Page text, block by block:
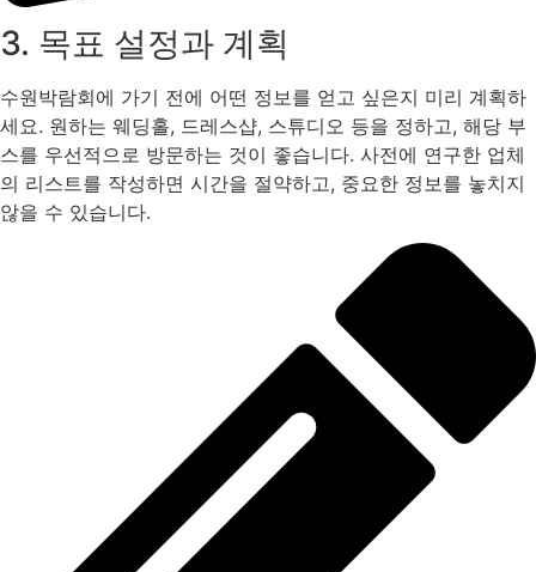
3. 목표 설정과 계획
수원박람회에 가기 전에 어떤 정보를 얻고 싶은지 미리 계획하
세요. 원하는 웨딩홀, 드레스샵, 스튜디오 등을 정하고, 해당 부
스를 우선적으로 방문하는 것이 좋습니다. 사전에 연구한 업체
의 리스트를 작성하면 시간을 절약하고, 중요한 정보를 놓치지
않을 수 있습니다.